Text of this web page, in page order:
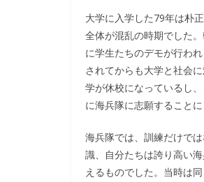
大学に入学した79年は朴
全体が混乱の時期でした
に学生たちのデモが行わ
されてからも大学と社会
学が休校になっているし
に海兵隊に志願すること
海兵隊では、訓練だけで
識、自分たちは誇り高い
えるものでした。当時は